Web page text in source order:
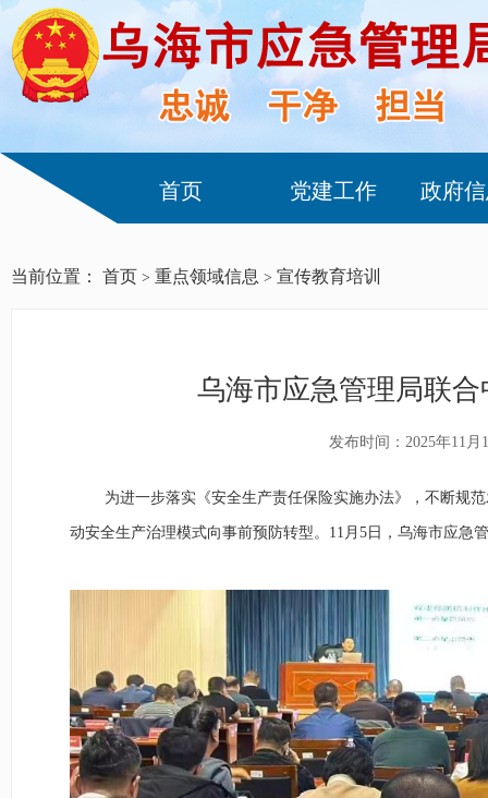
首页 党建工作 政府
当前位置： 首页 > 重点领域信息 > 宣传教育培训
乌海市应急管理局联
发布时间：2025年11月
为进一步落实《安全生产责任保险实施办法》，不断规
动安全生产治理模式向事前预防转型。11月5日，乌海市应急